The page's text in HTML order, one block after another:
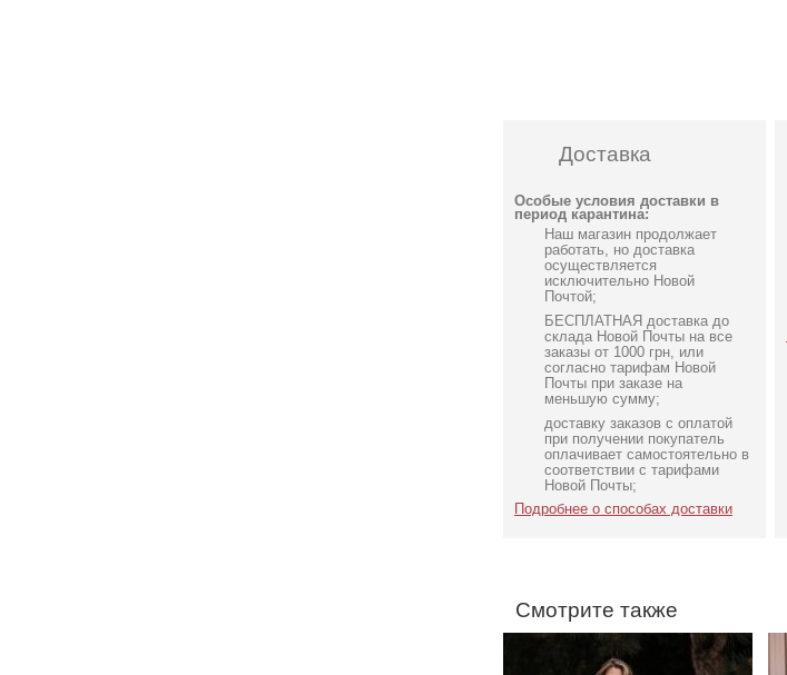
Доставка
Особые условия доставки в
период карантина:
Наш магазин продолжает
работать, но доставка
осуществляется
исключительно Новой
Почтой;
БЕСПЛАТНАЯ доставка до
склада Новой Почты на все
заказы от 1000 грн, или
согласно тарифам Новой
Почты при заказе на
меньшую сумму;
доставку заказов с оплатой
при получении покупатель
оплачивает самостоятельно в
соответствии с тарифами
Новой Почты;
Подробнее о способах доставки
Смотрите также
Нарядное элегантное
молочное платье миди
длины с открытой спинкой